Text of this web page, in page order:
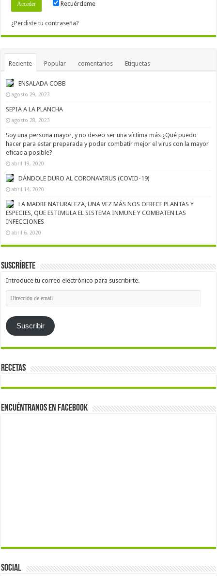
Recuérdeme
¿Perdiste tu contraseña?
Reciente Popular comentarios Etiquetas
ENSALADA COBB
agosto 29, 2023
SEPIA A LA PLANCHA
agosto 28, 2023
Soy una persona mayor, y no deseo ser una víctima más ¿Qué puedo
hacer para estar preparada y poder combatir mejor el virus con la mayor
eficacia posible?
abril 19, 2020
DÁNDOLE DURO AL CORONAVIRUS (COVID-19)
abril 14, 2020
LA MADRE NATURALEZA, UNA VEZ MÁS NOS OFRECE PLANTAS Y
ESPECIES, QUE ESTIMULA EL SISTEMA INMUNE Y COMBATEN LAS
INFECCIONES
abril 6, 2020
Suscríbete
Introduce tu correo electrónico para suscribirte.
Dirección
de
Suscribir
Recetas
Encuéntranos en Facebook
Social